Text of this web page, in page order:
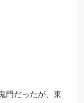
門だったが、東